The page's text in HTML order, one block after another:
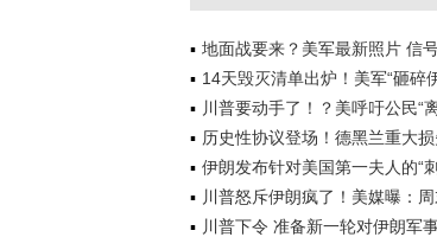
地面战要来？美军最新照片 信
14天毁灭清单出炉！美军“砸碎
川普要动手了！？美呼吁公民“
历史性协议登场！德黑兰重大损
伊朗发布针对美国第一夫人的“
川普怒斥伊朗疯了！美媒曝：
川普下令 准备新一轮对伊朗军